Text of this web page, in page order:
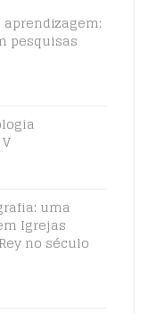
pesquisas
uma
Igrejas
no século